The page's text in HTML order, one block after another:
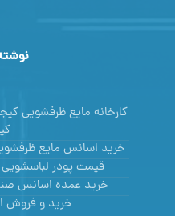
کارخانه مایع ظرفشویی
خرید اسانس مایع
قیمت پودر
خرید عمده اسانس
خرید و فروش